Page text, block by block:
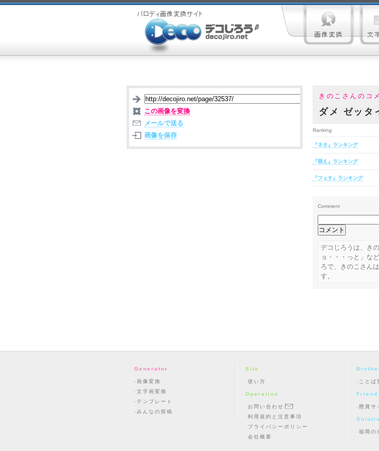
きのこさんのコ
ダメ ゼッタ
この画像を変換
メールで送る
画像を保存
Ranking
『ネタ』ランキング
『萌え』ランキング
『フェチ』ランキング
Comment
デコじろうは、き
ョ・・・っと」な
ろで、きのこさん
す。
Generator
画像変換
文字画変換
テンプレート
みんなの投稿
Site
使い方
Operation
お問い合わせ
利用規約と注意事項
プライバシーポリシー
会社概要
ことば
Friend
懸賞サ
福岡の